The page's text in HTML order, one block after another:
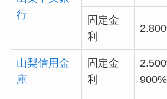
行
固定金
利
山梨信用金
庫
固定金
利
900%